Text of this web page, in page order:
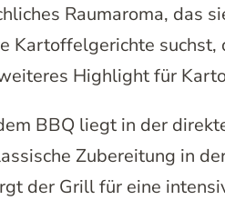
Raumaroma, das
Kartoffelgerichte suchst,
Highlight für
BBQ liegt in der
Zubereitung in
der Grill für eine